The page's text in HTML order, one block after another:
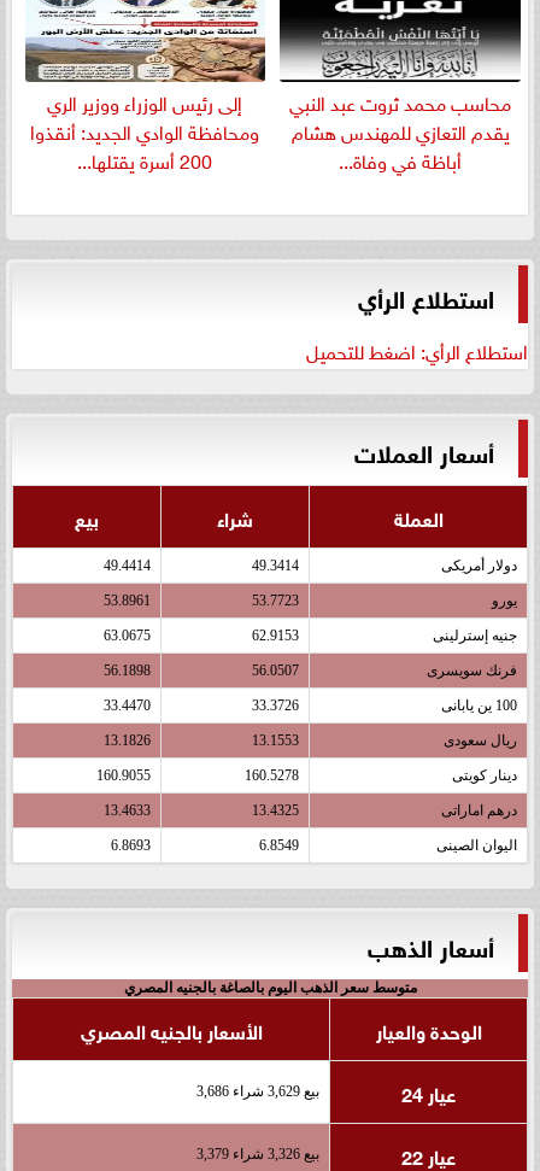
​محاسب محمد ثروت عبد النبي
يقدم التعازي للمهندس هشام
أباظة في وفاة...
إلى رئيس الوزراء ووزير الري
ومحافظة الوادي الجديد: أنقذوا
200 أسرة يقتلها...
استطلاع الرأي
استطلاع الرأي: اضغط للتحميل
أسعار العملات
العملة شراء بيع
دولار أمريكى 49.3414
49.4414
يورو 53.7723
53.8961
جنيه إسترلينى 62.9153
63.0675
فرنك سويسرى 56.0507
56.1898
100 ين يابانى 33.3726
33.4470
ريال سعودى 13.1553
13.1826
دينار كويتى 160.5278
160.9055
درهم اماراتى 13.4325
13.4633
اليوان الصينى 6.8549
6.8693
أسعار الذهب
متوسط سعر الذهب اليوم بالصاغة بالجنيه المصري
الوحدة والعيار
الأسعار بالجنيه المصري
عيار 24
بيع 3,629 شراء 3,686
عيار 22 بيع 3,326 شراء 3,379